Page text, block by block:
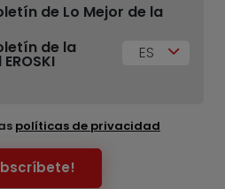
de Lo Mejor de la
de la
ES
políticas de privacidad